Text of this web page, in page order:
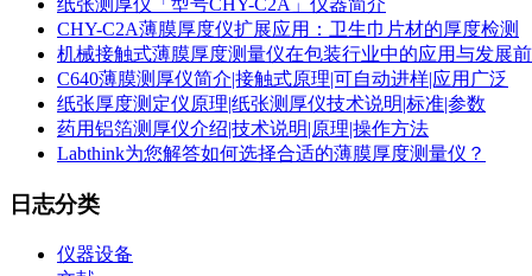
纸张测厚仪「型号CHY-C2A」仪器简介
CHY-C2A薄膜厚度仪扩展应用：卫生巾片材的厚度检测
机械接触式薄膜厚度测量仪在包装行业中的应用与发展
C640薄膜测厚仪简介|接触式原理|可自动进样|应用广泛
纸张厚度测定仪原理|纸张测厚仪技术说明|标准|参数
药用铝箔测厚仪介绍|技术说明|原理|操作方法
Labthink为您解答如何选择合适的薄膜厚度测量仪？
日志分类
仪器设备